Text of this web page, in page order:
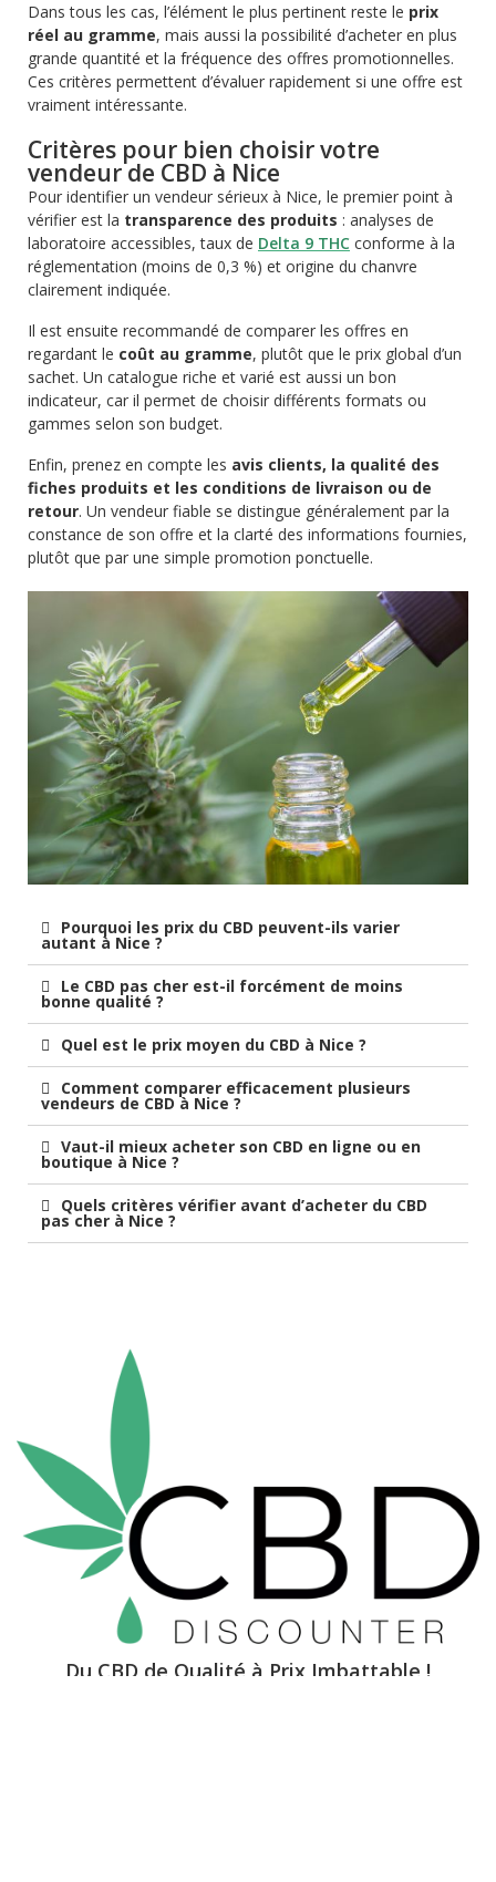
Dans tous les cas, l’élément le plus pertinent reste le prix
réel au gramme, mais aussi la possibilité d’acheter en plus
grande quantité et la fréquence des offres promotionnelles.
Ces critères permettent d’évaluer rapidement si une offre est
vraiment intéressante.
Critères pour bien choisir votre
vendeur de CBD à Nice
Pour identifier un vendeur sérieux à Nice, le premier point à
vérifier est la transparence des produits : analyses de
laboratoire accessibles, taux de Delta 9 THC conforme à la
réglementation (moins de 0,3 %) et origine du chanvre
clairement indiquée.
Il est ensuite recommandé de comparer les offres en
regardant le coût au gramme, plutôt que le prix global d’un
sachet. Un catalogue riche et varié est aussi un bon
indicateur, car il permet de choisir différents formats ou
gammes selon son budget.
Enfin, prenez en compte les avis clients, la qualité des
fiches produits et les conditions de livraison ou de
retour. Un vendeur fiable se distingue généralement par la
constance de son offre et la clarté des informations fournies,
plutôt que par une simple promotion ponctuelle.
Pourquoi les prix du CBD peuvent-ils varier
autant à Nice ?
Le CBD pas cher est-il forcément de moins
bonne qualité ?
Quel est le prix moyen du CBD à Nice ?
Comment comparer efficacement plusieurs
vendeurs de CBD à Nice ?
Vaut-il mieux acheter son CBD en ligne ou en
boutique à Nice ?
Quels critères vérifier avant d’acheter du CBD
pas cher à Nice ?
Du CBD de Qualité à Prix Imbattable !